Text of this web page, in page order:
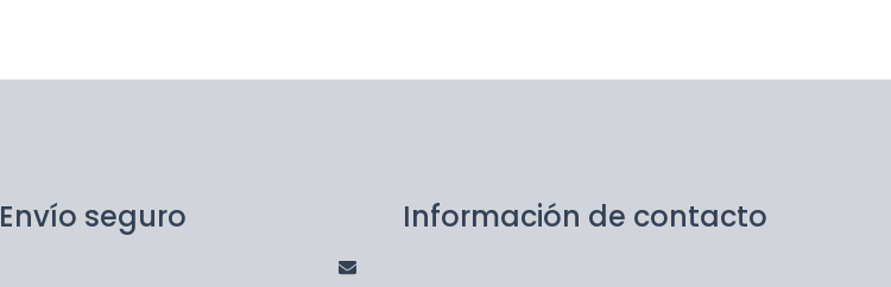
Envío seguro Información de contacto